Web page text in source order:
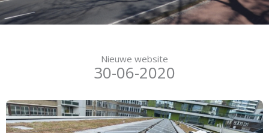
Nieuwe website
30-06-2020